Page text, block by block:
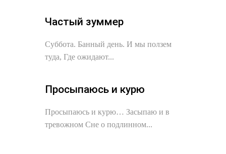
Частый зуммер
Суббота. Банный день. И мы ползем
туда, Где ожидают...
Просыпаюсь и курю
Просыпаюсь и курю… Засыпаю и в
тревожном Сне о подлинном...